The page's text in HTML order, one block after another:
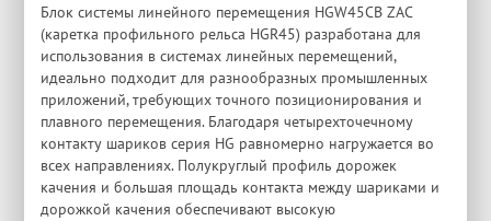
Блок системы линейного перемещения HGW45CB ZAC
(каретка профильного рельса HGR45) разработана для
использования в системах линейных перемещений,
идеально подходит для разнообразных промышленных
приложений, требующих точного позиционирования и
плавного перемещения. Благодаря четырехточечному
контакту шариков серия HG равномерно нагружается во
всех направлениях. Полукруглый профиль дорожек
качения и большая площадь контакта между шариками и
дорожкой качения обеспечивают высокую